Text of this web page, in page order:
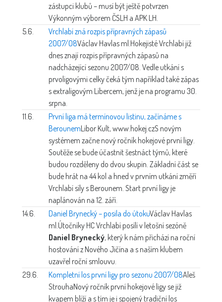
zástupci klubů – musí být ještě potvrzen
Výkonným výborem ČSLH a APK LH.
5.6.
Vrchlabí zná rozpis přípravných zápasů
2007/08Václav Havlas ml. Hokejisté Vrchlabí již
dnes znají rozpis přípravných zápasů na
nadcházející sezonu 2007/08. Vedle utkání s
prvoligovými celky čeká tým například také zápas
s extraligovým Libercem, jenž je na programu 30.
srpna.
11.6.
První liga má termínovou listinu, začínáme s
BerounemLibor Kult, www.hokej.czS novým
systémem začne nový ročník hokejové první ligy.
Soutěže se bude účastnit šestnáct týmů, které
budou rozděleny do dvou skupin. Základní část se
bude hrát na 44 kol a hned v prvním utkání změří
Vrchlabí síly s Berounem. Start první ligy je
naplánován na 12. září.
14.6.
Daniel Brynecký – posila do útokuVáclav Havlas
ml. Útočníky HC Vrchlabí posílí v letošní sezóně
Daniel Brynecký, který k nám přichází na roční
hostování z Nového Jičína a s naším klubem
uzavřel roční smlouvu.
29.6.
Kompletní los první ligy pro sezonu 2007/08Aleš
StrouhaNový ročník první hokejové ligy se již
kvapem blíží a s tím je i spojený tradiční los